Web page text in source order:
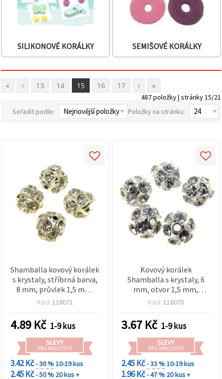
SILIKONOVÉ KORÁLKY SEMIŠOVÉ KORÁLKY
« ‹ 13 14 15 16 17 › »
487 položky | stránky 15/21
Seřadit podle:
Položky na stránku:
Shamballa kovový korálek
s krystaly, stříbrná barva,
8 mm, průvlek 1,5 mm,
potřeby pro výrobu
Kód: 116071
4.89 Kč 1-9 kus
SLEVY
PRO MNOŽSTVÍ
3.42 Kč- 30 %10-19 kus
2.45 Kč- 50 % 20 kus +
Kovový korálek
Shamballa s krystaly, 6
mm, otvor 1,5 mm,
stříbrná barva
Kód: 116070
3.67 Kč 1-9 kus
SLEVY
PRO MNOŽSTVÍ
2.45 Kč- 33 %10-19 kus
1.96 Kč- 47 % 20 kus +